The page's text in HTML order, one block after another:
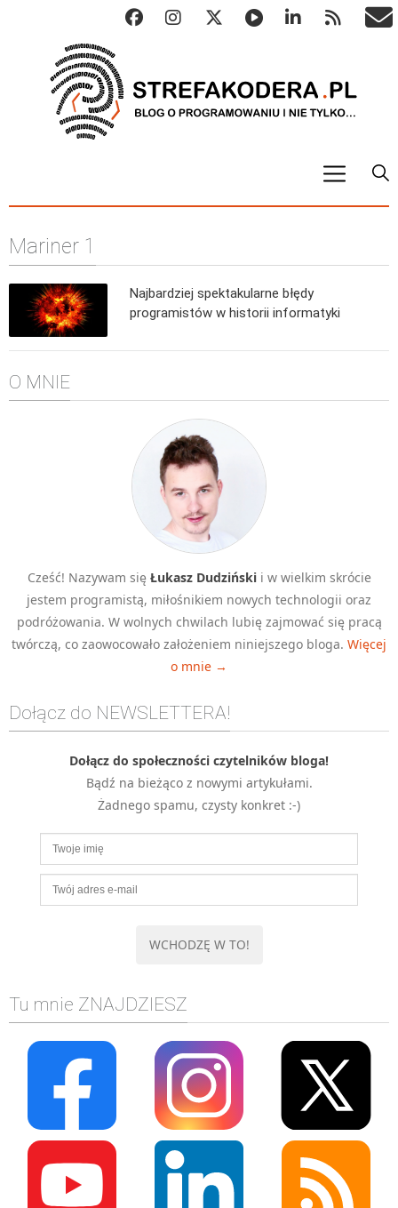
Metody numeryczne
Algorytmy wyszukiwania
Inne
C++
Elementarz Java
Pascal
HTML 5
CSS 3
Django
PHP
WordPress
MOBILE
Android
KONTROLA WERSJI
SQL
TESTOWANIE
SIECI
WYDARZENIA
BIZNES
PO GODZINACH
KONTAKT
Mariner 1
Najbardziej spektakularne błędy
programistów w historii informatyki
O MNIE
Cześć! Nazywam się Łukasz Dudzińskii w wielkim skrócie
jestem programistą, miłośnikiem nowych technologii oraz
podróżowania. W wolnych chwilach lubię zajmować się pracą
twórczą, co zaowocowało założeniem niniejszego bloga. Więcej
o mnie →
Dołącz do NEWSLETTERA!
Dołącz do społeczności czytelników bloga!
Bądź na bieżąco z nowymi artykułami.
Żadnego spamu, czysty konkret :-)
Tu mnie ZNAJDZIESZ